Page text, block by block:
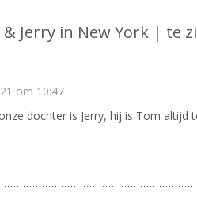
& Jerry in New York | te
om 10:47
dochter is Jerry, hij is Tom altijd